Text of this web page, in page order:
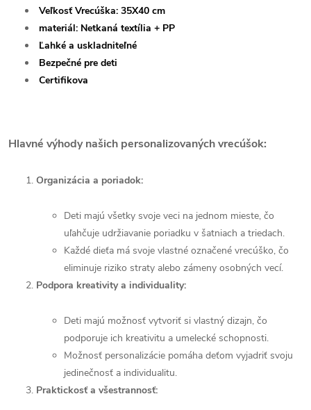
Veľkosť Vrecúška: 35X40 cm
materiál: Netkaná textília + PP
Ľahké a uskladniteľné
Bezpečné pre deti
Certifikova
Hlavné výhody našich personalizovaných vrecúšok:
Organizácia a poriadok:
Deti majú všetky svoje veci na jednom mieste, čo
uľahčuje udržiavanie poriadku v šatniach a triedach.
Každé dieťa má svoje vlastné označené vrecúško, čo
eliminuje riziko straty alebo zámeny osobných vecí.
Podpora kreativity a individuality:
Deti majú možnosť vytvoriť si vlastný dizajn, čo
podporuje ich kreativitu a umelecké schopnosti.
Možnosť personalizácie pomáha deťom vyjadriť svoju
jedinečnosť a individualitu.
Praktickosť a všestrannosť: